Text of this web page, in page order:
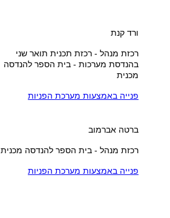
ורד קנת
רכזת מנהל - רכזת תכנית תואר שני
בהנדסת מערכות - בית הספר להנדסה
מכנית
פנייה באמצעות מערכת הפניות
ברטה אברמוב
רכזת מנהל - בית הספר להנדסה מכנית
פנייה באמצעות מערכת הפניות